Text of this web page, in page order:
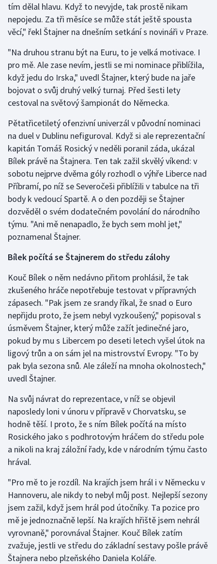
Gymnastika
Házená
Jezdectví
Judo
Krasobruslení
Lezení
Lyže a snowboard
Moderní pětiboj
Motorsport
Olympijské hry
Parasport
Plážový volejbal
Ragby
Rychlobruslení
Rychlostní kanoistika
Short track
Sportovní střelba
Stolní tenis
Triatlon
Vodní slalom
Volejbal
Ostatní
tím dělal hlavu. Když to nevyjde, tak prostě nikam
nepojedu. Za tři měsíce se může stát ještě spousta
věcí," řekl Štajner na dnešním setkání s novináři v Praze.
"Na druhou stranu být na Euru, to je velká motivace. I
pro mě. Ale zase nevím, jestli se mi nominace přiblížila,
když jedu do Irska," uvedl Štajner, který bude na jaře
bojovat o svůj druhý velký turnaj. Před šesti lety
cestoval na světový šampionát do Německa.
Pětatřicetiletý ofenzivní univerzál v původní nominaci
na duel v Dublinu nefiguroval. Když si ale reprezentační
kapitán Tomáš Rosický v neděli poranil záda, ukázal
Bílek právě na Štajnera. Ten tak zažil skvělý víkend: v
sobotu nejprve dvěma góly rozhodl o výhře Liberce nad
Příbramí, po níž se Severočeši přiblížili v tabulce na tři
body k vedoucí Spartě. A o den později se Štajner
dozvěděl o svém dodatečném povolání do národního
týmu. "Ani mě nenapadlo, že bych sem mohl jet,"
poznamenal Štajner.
Bílek počítá se Štajnerem do středu zálohy
Kouč Bílek o něm nedávno přitom prohlásil, že tak
zkušeného hráče nepotřebuje testovat v přípravných
zápasech. "Pak jsem ze srandy říkal, že snad o Euro
nepřijdu proto, že jsem nebyl vyzkoušený," popisoval s
úsměvem Štajner, který může zažít jedinečné jaro,
pokud by mu s Libercem po deseti letech vyšel útok na
ligový trůn a on sám jel na mistrovství Evropy. "To by
pak byla sezona snů. Ale záleží na mnoha okolnostech,"
uvedl Štajner.
Na svůj návrat do reprezentace, v níž se objevil
naposledy loni v únoru v přípravě v Chorvatsku, se
hodně těší. I proto, že s ním Bílek počítá na místo
Rosického jako s podhrotovým hráčem do středu pole
a nikoli na kraj záložní řady, kde v národním týmu často
hrával.
"Pro mě to je rozdíl. Na krajích jsem hrál i v Německu v
Hannoveru, ale nikdy to nebyl můj post. Nejlepší sezony
jsem zažil, když jsem hrál pod útočníky. Ta pozice pro
mě je jednoznačně lepší. Na krajích hřiště jsem nehrál
vyrovnaně," porovnával Štajner. Kouč Bílek zatím
zvažuje, jestli ve středu do základní sestavy pošle právě
Štajnera nebo plzeňského Daniela Koláře.